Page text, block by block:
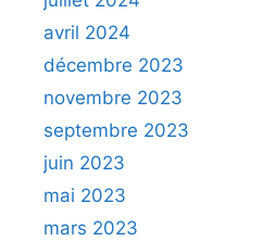
avril 2024
décembre 2023
novembre 2023
septembre 2023
juin 2023
mai 2023
mars 2023